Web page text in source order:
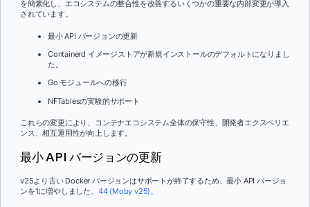
を簡素化し、エコシステムの整合性を改善するいくつかの重要な内部変更が導入
されています。
最小 API バージョンの更新
Containerd イメージストアが新規インストールのデフォルトになりまし
た。
Go モジュールへの移行
NFTablesの実験的サポート
これらの変更により、コンテナエコシステム全体の保守性、開発者エクスペリエ
ンス、相互運用性が向上します。
最小 API バージョンの更新
v25より古い Docker バージョンはサポートが終了するため、最小 API バージョ
ンを1に増やしました。44 (Moby v25)。